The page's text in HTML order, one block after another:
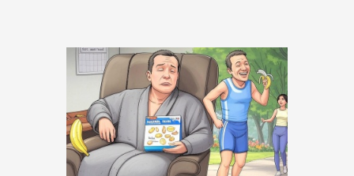
rendszere komoly terhelés alá kerül.Tünetek,
megoldások!